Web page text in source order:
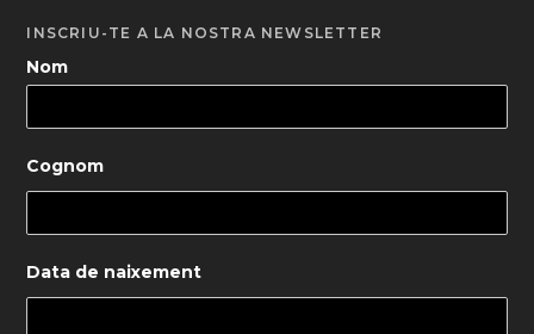
INSCRIU-TE A LA NOSTRA NEWSLETTER
Nom
Cognom
Data de naixement